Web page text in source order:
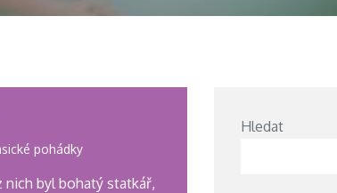
pohádky
nich byl bohatý statkář,
Hledat